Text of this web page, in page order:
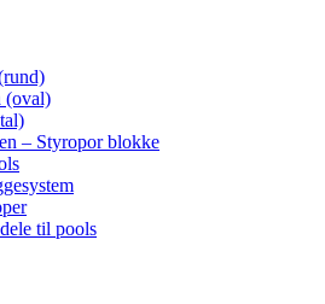
(oval)
– Styropor blokke
til pools